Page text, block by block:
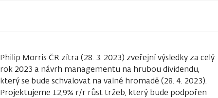
Philip Morris ČR zítra (28. 3. 2023) zveřejní výsledky za celý
rok 2023 a návrh managementu na hrubou dividendu,
který se bude schvalovat na valné hromadě (28. 4. 2023).
Projektujeme 12,9% r/r růst tržeb, který bude podpořen